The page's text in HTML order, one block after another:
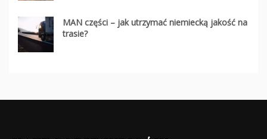
MAN części – jak utrzymać niemiecką jakość na
trasie?